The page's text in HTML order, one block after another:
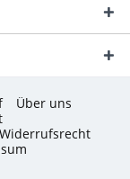
Über uns
Widerrufsrecht